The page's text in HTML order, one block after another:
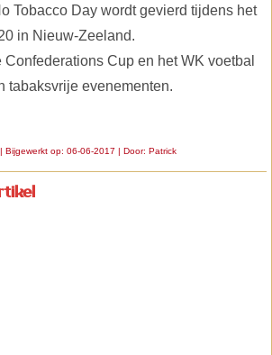
Tobacco Day wordt gevierd tijdens het
in Nieuw-Zeeland.
Confederations Cup en het WK voetbal
tabaksvrije evenementen.
op: 06-06-2017 | Door: Patrick